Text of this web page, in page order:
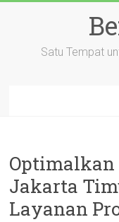
Satu Tempat
Optimalkan
Jakarta
Layanan